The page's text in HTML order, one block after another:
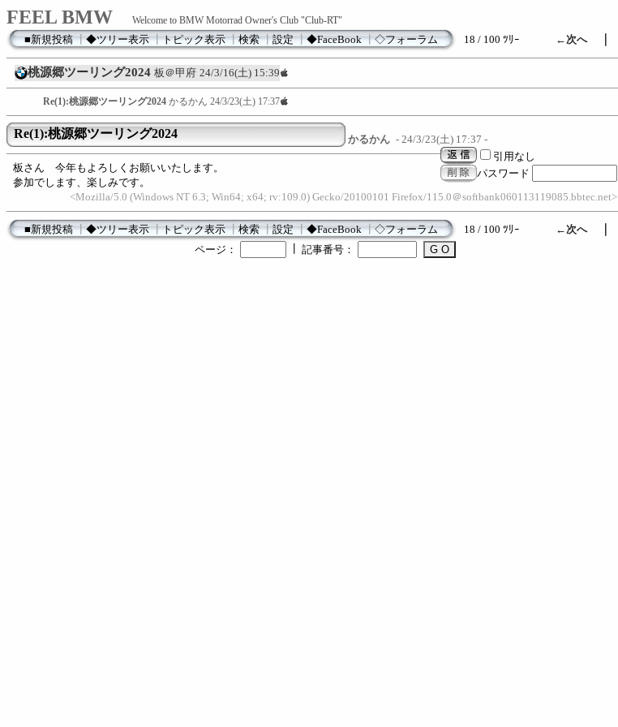
FEEL BMW Welcome to BMW Motorrad Owner's Club "Club-RT"
■新規投稿┃◆ツリー表示┃トピック表示┃検索┃設定┃◆FaceBook┃◇フォーラム 18 / 100 ﾂﾘｰ ←次へ｜
桃源郷ツーリング2024 板＠甲府 24/3/16(土) 15:39
Re(1):桃源郷ツーリング2024 かるかん 24/3/23(土) 17:37
Re(1):桃源郷ツーリング2024 かるかん - 24/3/23(土) 17:37 -
引用なし
パスワード
板さん 今年もよろしくお願いいたします。
参加でします、楽しみです。
<Mozilla/5.0 (Windows NT 6.3; Win64; x64; rv:109.0) Gecko/20100101 Firefox/115.0＠softbank060113119085.bbtec.net>
■新規投稿┃◆ツリー表示┃トピック表示┃検索┃設定┃◆FaceBook┃◇フォーラム 18 / 100 ﾂﾘｰ ←次へ｜
ページ：
記事番号：